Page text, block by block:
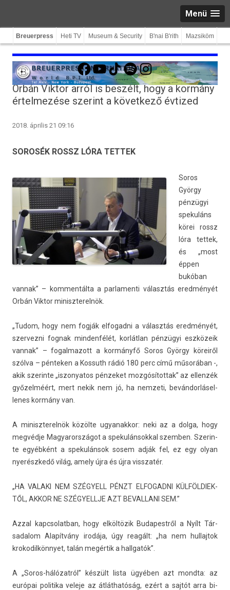
Menü
Breuerpress Heti TV Museum & Security B'nai B'rith Mazsiköm
Facebook
YouTube
TikTokSpotifyInstagram
Orbán Viktor arról is beszélt, hogy a kormány
értelmezése szerint a következő évtized
2018. április 21 09:16
SOROSÉK ROSSZ LÓRA TETTEK
Soros
György
pénzügyi
spekuláns
körei rossz
lóra tet­tek,
és „most
éppen
bukóban
van­nak” – kom­mentál­ta a par­lamen­ti választás eredményét
Orbán Vik­tor miniszterel­nök.
„Tudom, hogy nem fogják el­fogad­ni a választás eredményét,
szer­vezni fog­nak min­denfélét, korlátlan pénzügyi eszközeik
van­nak” – fogal­mazott a kormányfő Soros György köreiről
szólva – pén­tek­en a Kos­suth rádió 180 perc című műsorában -,
akik szerin­te „is­zonyatos pén­zeket moz­gósítot­tak” az el­lenzék
győzelméért, mert nekik nem jó, ha nem­zeti, be­ván­dorlásel­
lenes kormány van.
A miniszterel­nök közölte ugyanak­kor: neki az a dolga, hogy
megvédje Magyarországot a spekulán­sokk­al szemb­en. Szerin­
te egyébként a spekulán­sok sosem adják fel, ez egy olyan
nyerészkedő világ, amely újra és újra visszatér.
„HA VALAKI NEM SZÉGYELL PÉNZT EL­FOGAD­NI KÜL­FÖLDIEK­
TŐL, AKKOR NE SZÉGYELLJE AZT BE­VAL­LANI SEM.”
Azzal kapcsolat­ban, hogy elköltözik Budapestről a Nyílt Tár­
sadalom Alapítvány irodája, úgy reagált: „ha nem hul­lajtok
krokodil­könnyet, talán megértik a hallgatók”.
A „Soros-hálózatról” készült lista ügyében azt mondta: az
európai politika veleje az átláthatóság, ezért a sajtót arra bi­